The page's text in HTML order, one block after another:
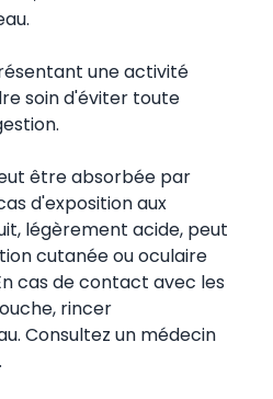
une activité
soin d'éviter toute
être absorbée par
d'exposition aux
légèrement acide, peut
cutanée ou oculaire
cas de contact avec les
rincer
Consultez un médecin